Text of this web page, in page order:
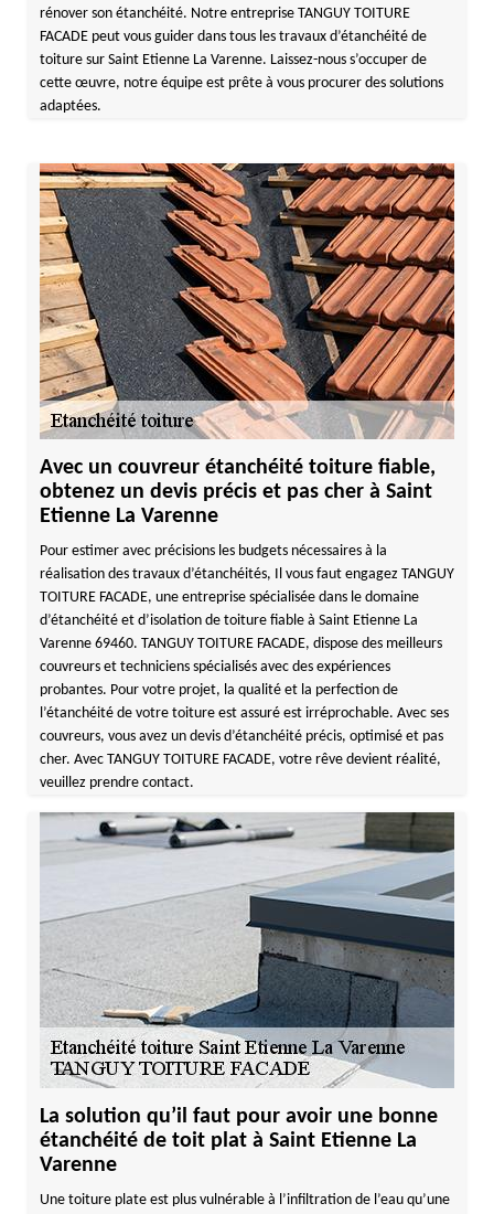
rénover son étanchéité. Notre entreprise TANGUY TOITURE
FACADE peut vous guider dans tous les travaux d’étanchéité de
toiture sur Saint Etienne La Varenne. Laissez-nous s’occuper de
cette œuvre, notre équipe est prête à vous procurer des solutions
adaptées.
Avec un couvreur étanchéité toiture fiable,
obtenez un devis précis et pas cher à Saint
Etienne La Varenne
Pour estimer avec précisions les budgets nécessaires à la
réalisation des travaux d’étanchéités, Il vous faut engagez TANGUY
TOITURE FACADE, une entreprise spécialisée dans le domaine
d’étanchéité et d’isolation de toiture fiable à Saint Etienne La
Varenne 69460. TANGUY TOITURE FACADE, dispose des meilleurs
couvreurs et techniciens spécialisés avec des expériences
probantes. Pour votre projet, la qualité et la perfection de
l’étanchéité de votre toiture est assuré est irréprochable. Avec ses
couvreurs, vous avez un devis d’étanchéité précis, optimisé et pas
cher. Avec TANGUY TOITURE FACADE, votre rêve devient réalité,
veuillez prendre contact.
La solution qu’il faut pour avoir une bonne
étanchéité de toit plat à Saint Etienne La
Varenne
Une toiture plate est plus vulnérable à l’infiltration de l’eau qu’une